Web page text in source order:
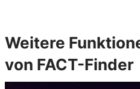
Weitere
von FACT-Finder